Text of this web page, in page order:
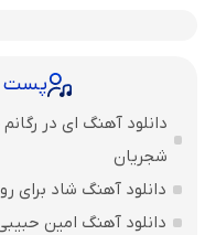
پست
دانلود آهنگ ای در
شجریان
دانلود آهنگ شاد برای
دانلود آهنگ امین